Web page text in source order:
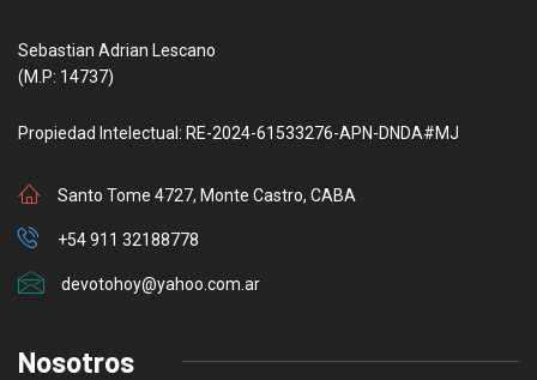
Sebastian Adrian Lescano
(M.P: 14737)
Propiedad Intelectual: RE-2024-61533276-APN-DNDA#MJ
Santo Tome 4727, Monte Castro, CABA
+54 911 32188778
devotohoy@yahoo.com.ar
Nosotros